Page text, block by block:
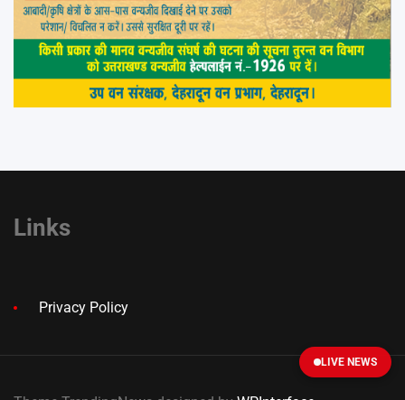
Links
Privacy Policy
LIVE NEWS